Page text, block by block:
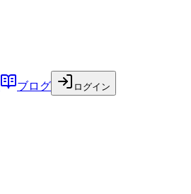
ブログ ログイン